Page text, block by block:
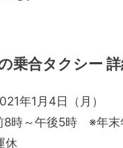
乗合タクシー 詳
年1月4日（月）
8時～午後5時 ※年末
休